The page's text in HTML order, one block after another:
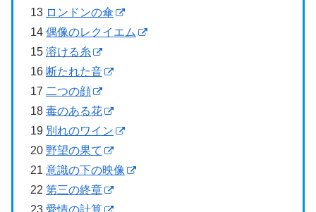
13 ロンドンの傘
14 偶像のレクイエム
15 溶ける糸
16 断たれた音
17 二つの顔
18 毒のある花
19 別れのワイン
20 野望の果て
21 意識の下の映像
22 第三の終章